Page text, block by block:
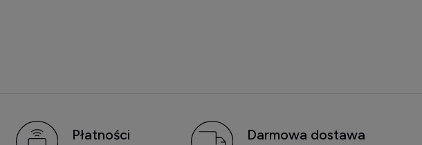
Płatności Darmowa dostawa